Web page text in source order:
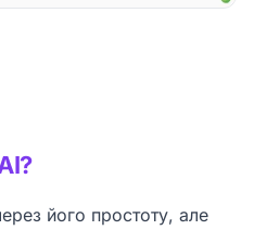
його простоту, але